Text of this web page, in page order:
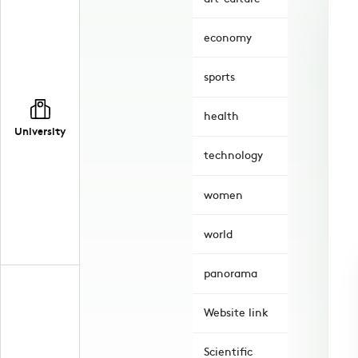
University
economy
sports
health
technology
women
world
panorama
Website link
Scientific